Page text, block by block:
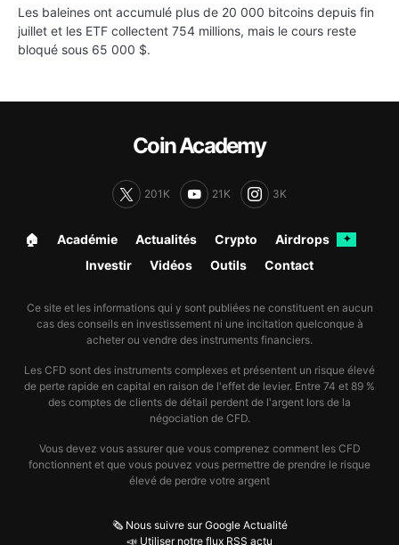
Les baleines ont accumulé plus de 20 000 bitcoins depuis fin
juillet et les ETF collectent 754 millions, mais le cours reste
bloqué sous 65 000 $.
Coin Academy
201K 21K 3K
🏠︎ Académie Actualités Crypto Airdrops ✦
Investir Vidéos Outils Contact
Ce site et les informations qui y sont publiées ne constituent en aucun
cas des conseils en investissement ni une incitation quelconque à
acheter ou vendre des instruments financiers.
Les CFD sont des instruments complexes et présentent un risque élevé
de perte rapide en capital en raison de l'effet de levier. Entre 74 et 89 %
des comptes de clients de détail perdent de l'argent lors de la
négociation de CFD.
Vous devez vous assurer que vous comprenez comment les CFD
fonctionnent et que vous pouvez vous permettre de prendre le risque
élevé de perdre votre argent
🗞️ Nous suivre sur Google Actualité
📣 Utiliser notre flux RSS actu